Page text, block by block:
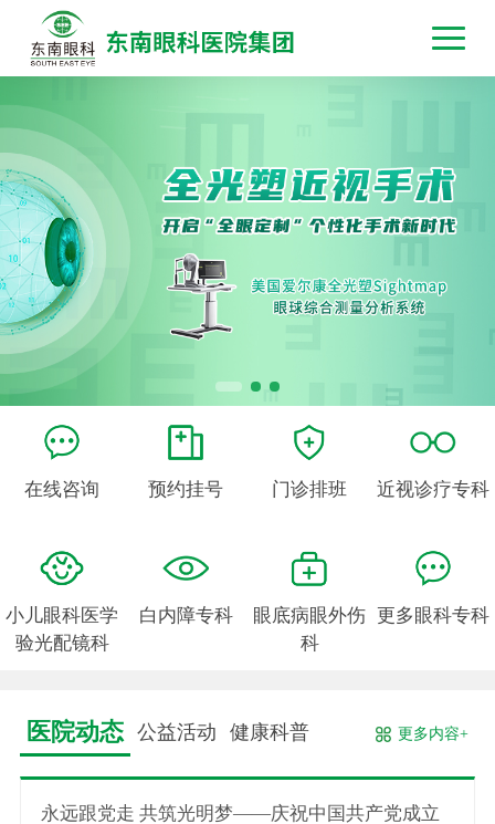
在线咨询 预约挂号 门诊排班 近视诊疗专科
小儿眼科医学
验光配镜科
白内障专科
眼底病眼外伤
科
更多眼科专科
医院动态 公益活动 健康科普 更多内容+
永远跟党走 共筑光明梦——庆祝中国共产党成立